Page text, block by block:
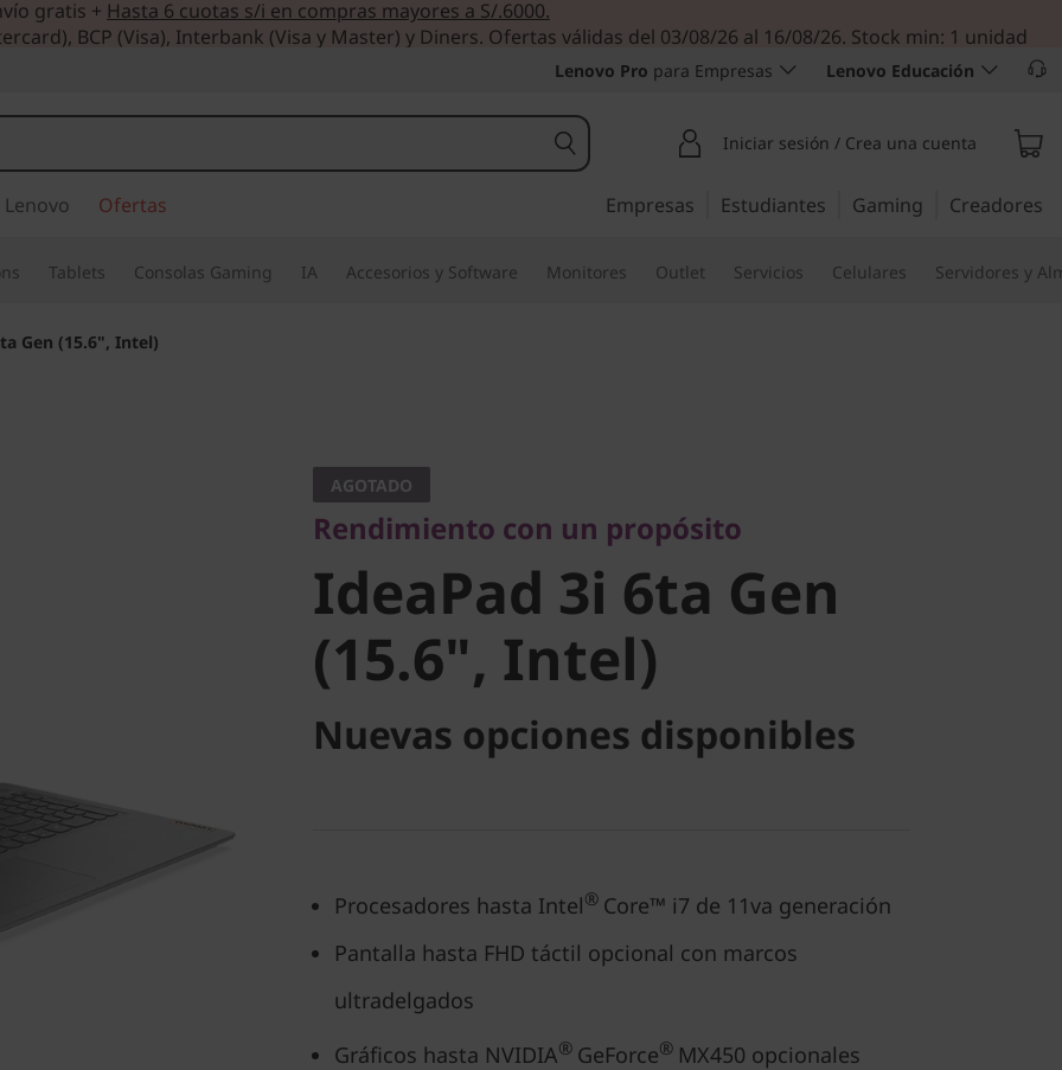
gratis + Hasta 6 cuotas s/i en compras mayores a S/.6000.
BCP (Visa), Interbank (Visa y Master) y Diners. Ofertas válidas del 03/08/26 al 16/08/26. Stock min: 1 unidad
Lenovo Pro para Empresas Lenovo Educación
Iniciar sesión / Crea una cuenta
Ofertas Empresas Estudiantes Gaming Creadores
Tablets Consolas Gaming IA Accesorios y Software Monitores Outlet Servicios Celulares Servidores y
Gen (15.6", Intel)
IdeaPad 3i 6ta Gen
(15.6", Intel)
AGOTADO
Rendimiento con un propósito
IdeaPad 3i 6ta Gen
(15.6", Intel)
Nuevas opciones disponibles
Procesadores hasta Intel® Core™ i7 de 11va generación
Pantalla hasta FHD táctil opcional con marcos
ultradelgados
Gráficos hasta NVIDIA® GeForce® MX450 opcionales